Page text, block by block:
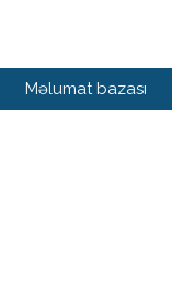
Məlumat bazası